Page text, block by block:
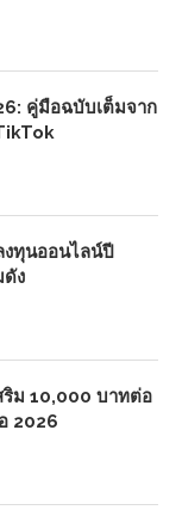
คู่มือฉบับเต็มจาก
งทุนออนไลน์ปี
ง
ริม 10,000 บาทต่อ
2026